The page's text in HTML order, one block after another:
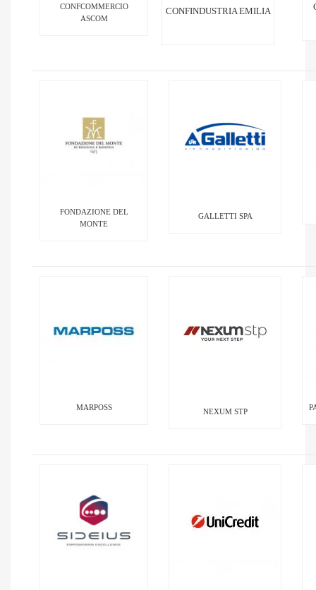
CONFCOMMERCIO
ASCOM
CONFINDUSTRIA EMILIA
FONDAZIONE DEL
MONTE
GALLETTI SPA
MARPOSS
NEXUM STP